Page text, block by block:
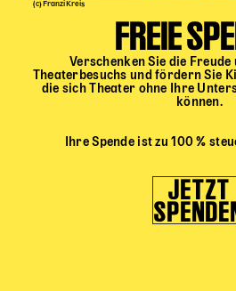
Newsletter
SPENDEN + FÖRDERN
Translate to English
Suchen
FREIE
Verschenken Sie die Freude
Theaterbesuchs und fördern Sie
die sich Theater ohne Ihre
können.
Ihre Spende ist zu 100 %
JETZT
(c) Franzi Kreis